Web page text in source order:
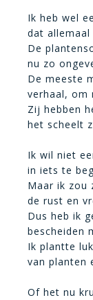
Ik heb wel
dat allemaal
De
nu zo
De meeste
verhaal, om
Zij hebben
het scheelt
Ik wil niet
in iets te
Maar ik zou
de rust en
Dus heb ik
bescheiden
Ik plantte
van planten
Of het nu